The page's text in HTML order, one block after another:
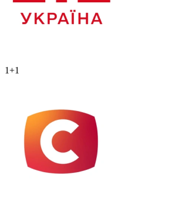
1+1